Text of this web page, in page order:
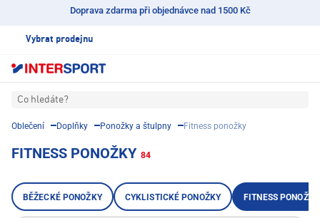
Doprava zdarma při objednávce nad 1500 Kč
Vybrat prodejnu
Co hledáte?
Oblečení Doplňky Ponožky a štulpny Fitness ponožky
FITNESS PONOŽKY 84
BĚŽECKÉ PONOŽKY CYKLISTICKÉ PONOŽKY FITNESS PONOŽKY